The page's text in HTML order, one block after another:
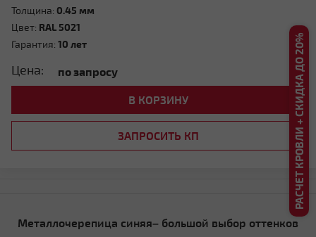
Толщина: 0.45 мм
Цвет: RAL 5021
Гарантия: 10 лет
Цена: по запросу
В КОРЗИНУ
ЗАПРОСИТЬ КП
Металлочерепица синяя– большой выбор оттенков
РАСЧЕТ КРОВЛИ + СКИДКА ДО 20%